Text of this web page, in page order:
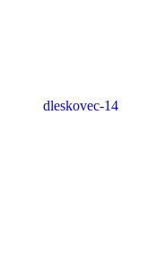
dleskovec-14